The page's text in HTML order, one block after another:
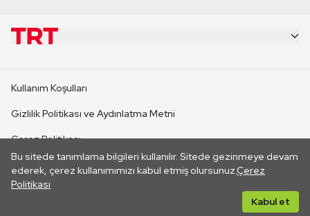
Bu sitede tanımlama bilgileri kullanılır. Sitede gezinmeye devam
ederek, çerez kullanımımızı kabul etmiş olursunuz.Çerez
Politikası
Kabul et
CANLI YAYINLAR
Kullanım Koşulları
Gizlilik Politikası ve Aydınlatma Metni
Çerez Politikası
İletişim
Her hakkı saklıdır. ©2026 TRT. Bağlantı yoluyla gidilen dış